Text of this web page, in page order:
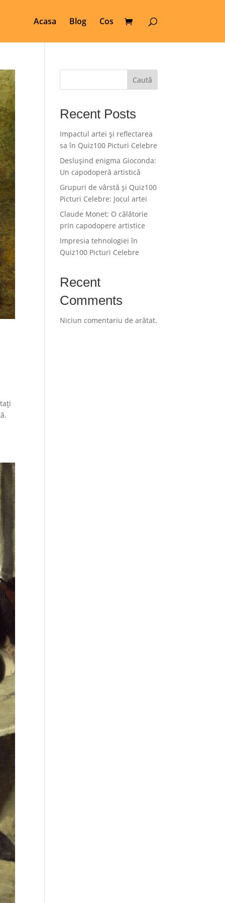
Acasa Blog Cos
Caută
Recent Posts
Impactul artei și reflectarea
sa în Quiz100 Picturi Celebre
Deslușind enigma Gioconda:
Un capodoperă artistică
Grupuri de vârstă și Quiz100
Picturi Celebre: Jocul artei
Claude Monet: O călătorie
prin capodopere artistice
Impresia tehnologiei în
Quiz100 Picturi Celebre
Recent
Comments
Niciun comentariu de arătat.